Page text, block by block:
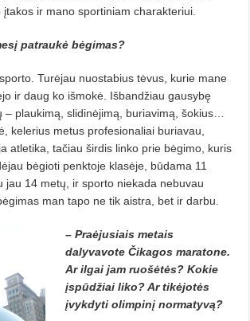
ir mano sportiniam charakteriui.
patraukė bėgimas?
Turėjau nuostabius tėvus, kurie mane
ir daug ko išmokė. Išbandžiau gausybę
– plaukimą, slidinėjimą, buriavimą, šokius…
kelerius metus profesionaliai buriavau,
atletika, tačiau širdis linko prie bėgimo, kuris
bėgioti penktoje klasėje, būdama 11
jau 14 metų, ir sporto niekada nebuvau
man tapo ne tik aistra, bet ir darbu.
– Praėjusiais metais
dalyvavote Čikagos maratone.
Ar ilgai jam ruošėtės? Kokie
įspūdžiai liko? Ar tikėjotės
įvykdyti olimpinį normatyvą?